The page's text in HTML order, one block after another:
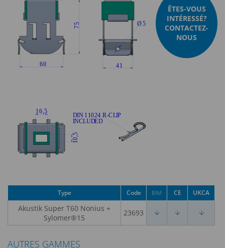
ÊTES-VOUS
INTÉRESSÉ?
CONTACTEZ-
NOUS
Type Code BIM CE UKCA
Akustik Super T60 Nonius +
Sylomer®15
23693
AUTRES GAMMES